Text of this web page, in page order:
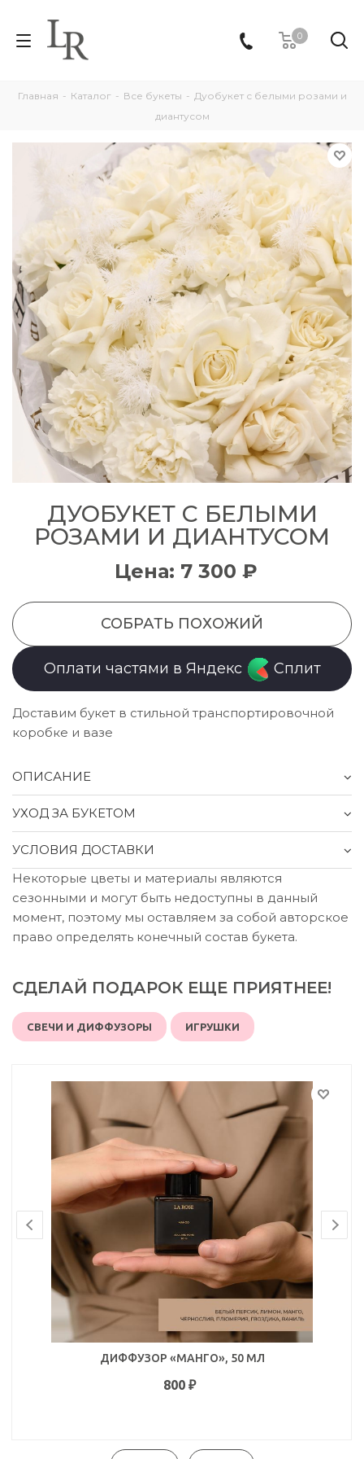
0
Главная - Каталог - Все букеты - Дуобукет с белыми розами и
диантусом
ДУОБУКЕТ С БЕЛЫМИ
РОЗАМИ И ДИАНТУСОМ
Цена: 7 300 ₽
СОБРАТЬ ПОХОЖИЙ
Оплати частями в Яндекс Сплит
Доставим букет в стильной транспортировочной
коробке и вазе
ОПИСАНИЕ
УХОД ЗА БУКЕТОМ
УСЛОВИЯ ДОСТАВКИ
Некоторые цветы и материалы являются
сезонными и могут быть недоступны в данный
момент, поэтому мы оставляем за собой авторское
право определять конечный состав букета.
СДЕЛАЙ ПОДАРОК ЕЩЕ ПРИЯТНЕЕ!
СВЕЧИ И ДИФФУЗОРЫ ИГРУШКИ
ДИФФУЗОР «МАНГО», 50 МЛ
800₽